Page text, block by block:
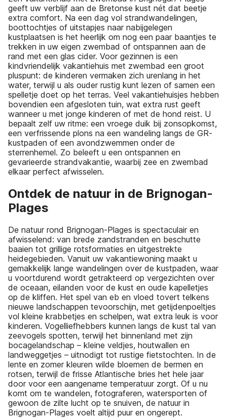
geeft uw verblijf aan de Bretonse kust nét dat beetje
extra comfort. Na een dag vol strandwandelingen,
boottochtjes of uitstapjes naar nabijgelegen
kustplaatsen is het heerlijk om nog een paar baantjes te
trekken in uw eigen zwembad of ontspannen aan de
rand met een glas cider. Voor gezinnen is een
kindvriendelijk vakantiehuis met zwembad een groot
pluspunt: de kinderen vermaken zich urenlang in het
water, terwijl u als ouder rustig kunt lezen of samen een
spelletje doet op het terras. Veel vakantiehuisjes hebben
bovendien een afgesloten tuin, wat extra rust geeft
wanneer u met jonge kinderen of met de hond reist. U
bepaalt zelf uw ritme: een vroege duik bij zonsopkomst,
een verfrissende plons na een wandeling langs de GR-
kustpaden of een avondzwemmen onder de
sterrenhemel. Zo beleeft u een ontspannen en
gevarieerde strandvakantie, waarbij zee en zwembad
elkaar perfect afwisselen.
Ontdek de natuur in de Brignogan-
Plages
De natuur rond Brignogan-Plages is spectaculair en
afwisselend: van brede zandstranden en beschutte
baaien tot grillige rotsformaties en uitgestrekte
heidegebieden. Vanuit uw vakantiewoning maakt u
gemakkelijk lange wandelingen over de kustpaden, waar
u voortdurend wordt getrakteerd op vergezichten over
de oceaan, eilanden voor de kust en oude kapelletjes
op de kliffen. Het spel van eb en vloed tovert telkens
nieuwe landschappen tevoorschijn, met getijdenpoeltjes
vol kleine krabbetjes en schelpen, wat extra leuk is voor
kinderen. Vogelliefhebbers kunnen langs de kust tal van
zeevogels spotten, terwijl het binnenland met zijn
bocagelandschap – kleine veldjes, houtwallen en
landweggetjes – uitnodigt tot rustige fietstochten. In de
lente en zomer kleuren wilde bloemen de bermen en
rotsen, terwijl de frisse Atlantische bries het hele jaar
door voor een aangename temperatuur zorgt. Of u nu
komt om te wandelen, fotograferen, watersporten of
gewoon de zilte lucht op te snuiven, de natuur in
Brignogan-Plages voelt altijd puur en ongerept.